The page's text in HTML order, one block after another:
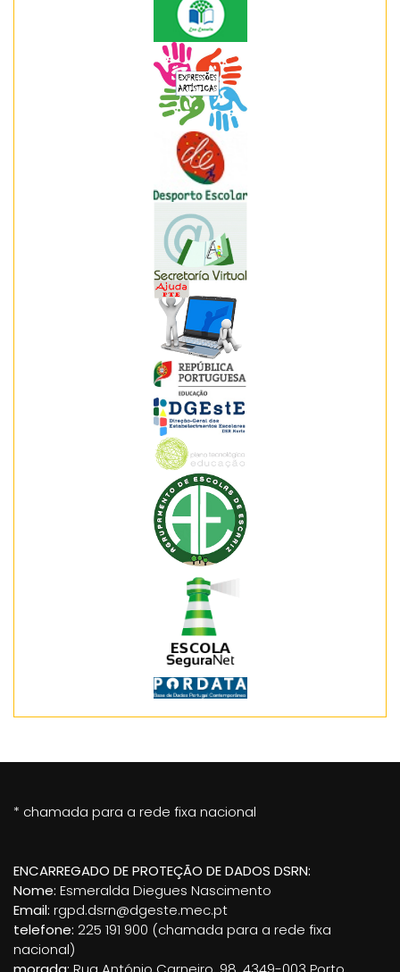
* chamada para a rede fixa nacional
ENCARREGADO DE PROTEÇÃO DE DADOS DSRN:
Nome: Esmeralda Diegues Nascimento
Email: rgpd.dsrn@dgeste.mec.pt
telefone: 225 191 900 (chamada para a rede fixa
nacional)